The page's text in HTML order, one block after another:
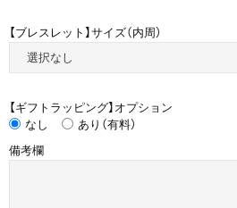
【ブレスレット】サイズ（内周）
【ギフトラッピング】オプション
なし
あり（有料）
備考欄